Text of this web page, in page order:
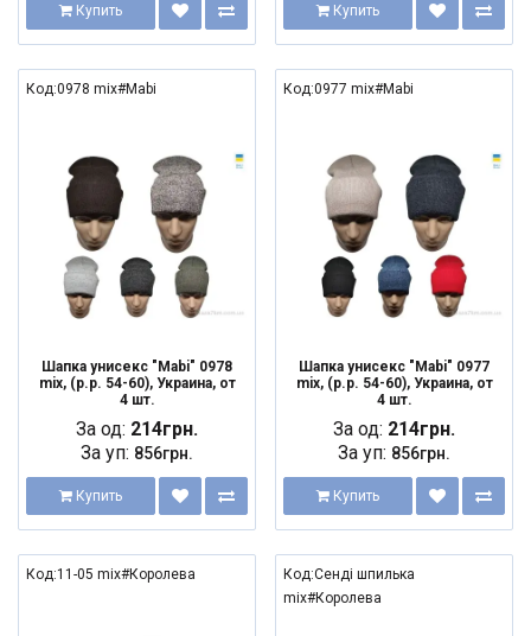
Купить Купить
Код:0978 mix#Mabi
Шапка унисекс "Mabi" 0978
mix, (р.р. 54-60), Украина, от
4 шт.
За од: 214грн.
За уп: 856грн.
Купить
Код:0977 mix#Mabi
Шапка унисекс "Mabi" 0977
mix, (р.р. 54-60), Украина, от
4 шт.
За од: 214грн.
За уп: 856грн.
Купить
Код:11-05 mix#Королева
Код:Сенді шпилька
mix#Королева